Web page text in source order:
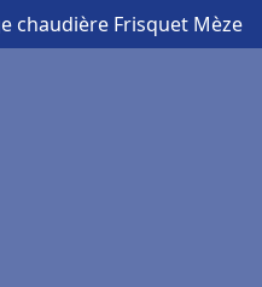
chaudière Frisquet Mèze